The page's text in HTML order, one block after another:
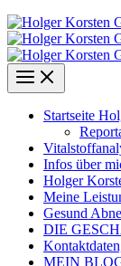
Startseite
Infos über
Holger
Meine
Gesund
DIE
MEIN